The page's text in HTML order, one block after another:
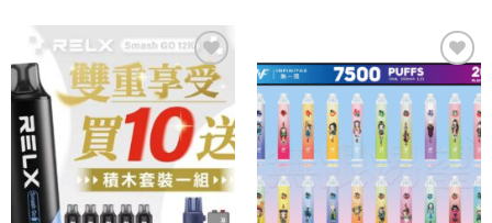
Add to
wishlist
Add to
wishlist